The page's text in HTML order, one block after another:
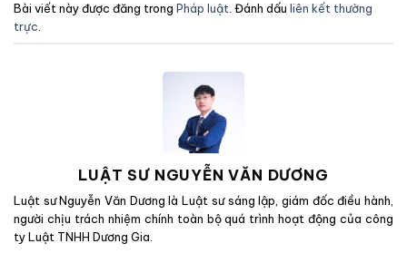
Bài viết này được đăng trong Pháp luật . Đánh dấu liên kết thường
trực
LUẬT SƯ NGUYỄN VĂN DƯƠNG
Luật sư Nguyễn Văn Dương là Luật sư sáng lập, giám đốc điều hành,
người chịu trách nhiệm chính toàn bộ quá trình hoạt động của công
ty Luật TNHH Dương Gia.